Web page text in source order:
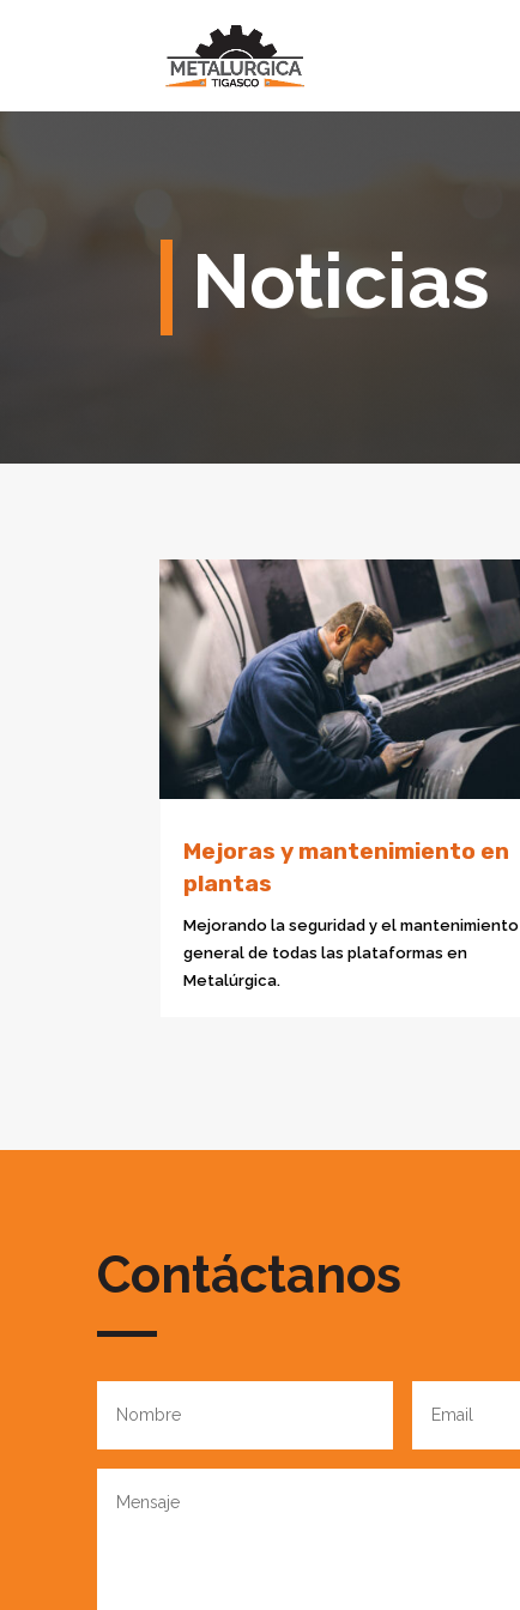
Noticias
Mejoras y mantenimiento en
plantas
Mejorando la seguridad y el mantenimiento
general de todas las plataformas en
Metalúrgica.
Contáctanos